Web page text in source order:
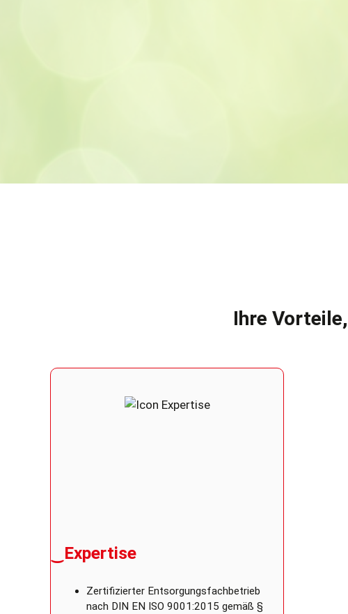
Ihre
‿Expertise
Zertifizierter Entsorgungsfachbetrieb
nach DIN EN ISO 9001:2015 gemäß §